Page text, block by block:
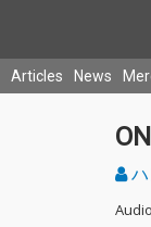
Articles News
ハ